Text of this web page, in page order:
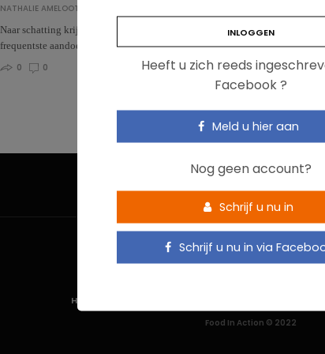
NATHALIE AMELOOT
Naar schatting krijgt één op tien mensen ooit last van nierstenen. Het is
frequentste aandoening (na tandcariës). Onrustwekkend is dat de …
0
0
Heeft u zich reeds
Facebook ?
Meld u hier aan
Nog geen account?
Schrijf u nu in
Schrijf u nu in via
HOME
Food In Action © 2022